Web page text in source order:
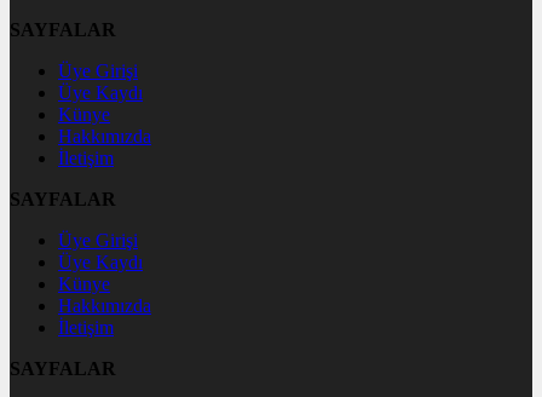
SAYFALAR
Üye Girişi
Üye Kaydı
Künye
Hakkımızda
İletişim
SAYFALAR
Üye Girişi
Üye Kaydı
Künye
Hakkımızda
İletişim
SAYFALAR